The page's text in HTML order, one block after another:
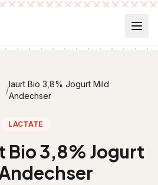
/
Iaurt Bio 3,8% Jogurt Mild
Andechser
LACTATE
Bio 3,8% Jogurt